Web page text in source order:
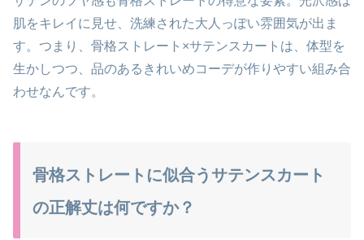
肌をキレイに見せ、洗練された大人っぽい雰囲気が出ま
す。つまり、骨格ストレート×サテンスカートは、体型を
生かしつつ、品のあるきれいめコーデが作りやすい組み合
わせなんです。
骨格ストレートに似合うサテンスカート
の正解丈は何ですか？